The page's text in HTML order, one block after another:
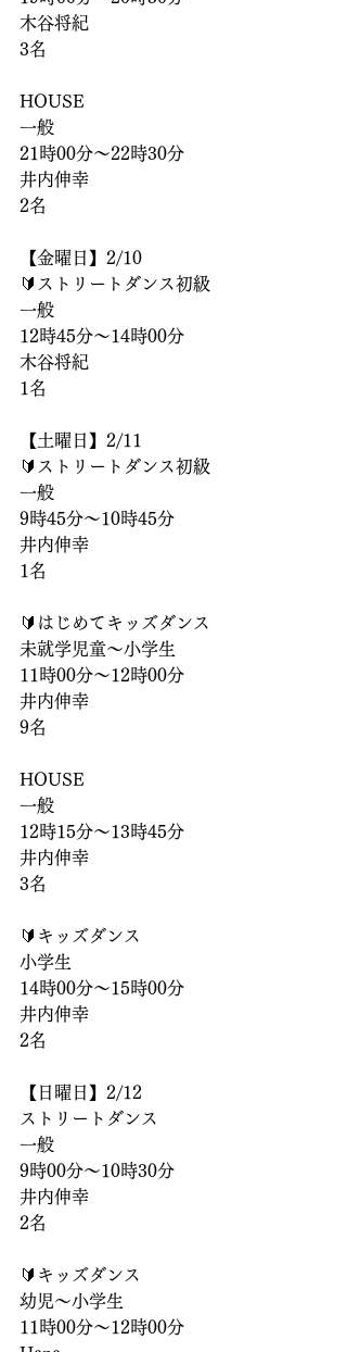
木谷将紀
3名
HOUSE
一般
21時00分〜22時30分
井内伸幸
2名
【金曜日】2/10
🔰ストリートダンス初級
一般
12時45分〜14時00分
木谷将紀
1名
【土曜日】2/11
🔰ストリートダンス初級
一般
9時45分〜10時45分
井内伸幸
1名
🔰はじめてキッズダンス
未就学児童〜小学生
11時00分〜12時00分
井内伸幸
9名
HOUSE
一般
12時15分〜13時45分
井内伸幸
3名
🔰キッズダンス
小学生
14時00分〜15時00分
井内伸幸
2名
【日曜日】2/12
ストリートダンス
一般
9時00分〜10時30分
井内伸幸
2名
🔰キッズダンス
幼児〜小学生
11時00分〜12時00分